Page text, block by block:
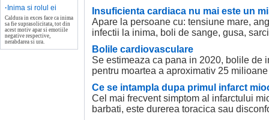
· Inima si rolul ei
Caldura in exces face ca inima
sa fie suprasolicitata, tot din
acest motiv apar si emotiile
negative respective,
nerabdarea si ura.
Insuficienta cardiaca nu mai este un
Apare la persoane cu: tensiune mare,
infectii la inima, boli de sange, gusa,
Bolile cardiovasculare
Se estimeaza ca pana in 2020, bolile de
pentru moartea a aproximativ 25
Ce se intampla dupa primul infarct
Cel mai frecvent simptom al infarctului
barbati, este durerea toracica sau